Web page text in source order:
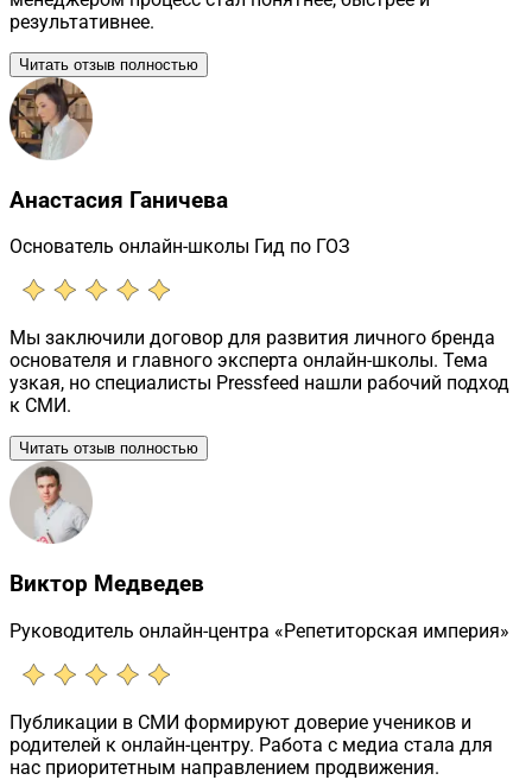
результативнее.
Читать отзыв полностью
Анастасия Ганичева
Основатель онлайн-школы Гид по ГОЗ
Мы заключили договор для развития личного бренда
основателя и главного эксперта онлайн-школы. Тема
узкая, но специалисты Pressfeed нашли рабочий подход
к СМИ.
Читать отзыв полностью
Виктор Медведев
Руководитель онлайн-центра «Репетиторская империя»
Публикации в СМИ формируют доверие учеников и
родителей к онлайн-центру. Работа с медиа стала для
нас приоритетным направлением продвижения.